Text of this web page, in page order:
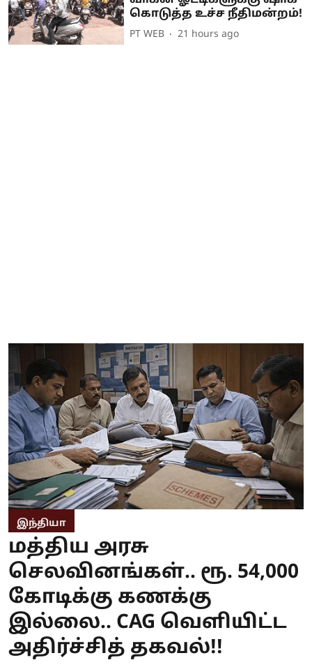
கொடுத்த உச்ச நீதிமன்றம்!
PT WEB 21 hours ago
இந்தியா
மத்திய அரசு
செலவினங்கள்.. ரூ. 54,000
கோடிக்கு கணக்கு
இல்லை.. CAG வெளியிட்ட
அதிர்ச்சித் தகவல்!!